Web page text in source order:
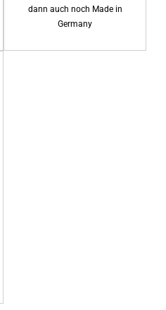
dann auch noch Made in
Germany